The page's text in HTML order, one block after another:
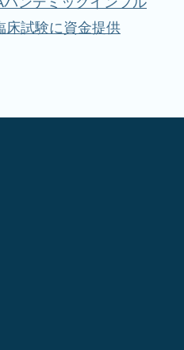
床試験に資金提供